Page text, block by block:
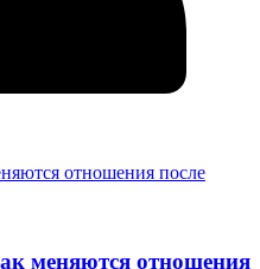
меняются отношения